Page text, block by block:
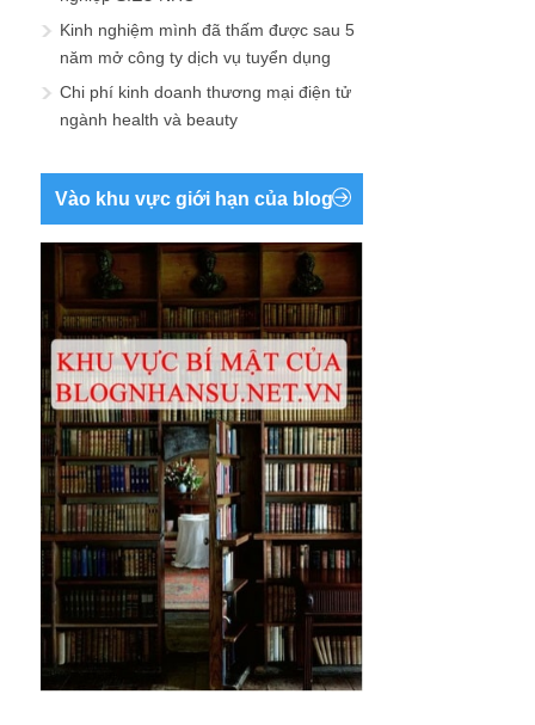
Kinh nghiệm mình đã thấm được sau 5
năm mở công ty dịch vụ tuyển dụng
Chi phí kinh doanh thương mại điện tử
ngành health và beauty
Vào khu vực giới hạn của blog